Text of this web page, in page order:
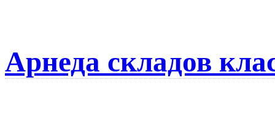
Арнеда складов